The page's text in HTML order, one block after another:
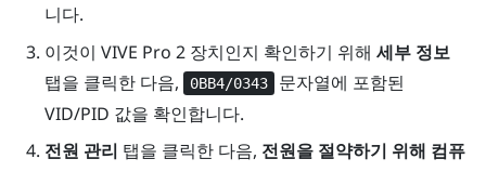
니다.
이것이 VIVE Pro 2장치인지 확인하기 위해 세부 정보
탭을 클릭한 다음,
0BB4/0343
문자열에 포함된
VID/PID 값을 확인합니다.
전원 관리 탭을 클릭한 다음, 전원을 절약하기 위해 컴퓨